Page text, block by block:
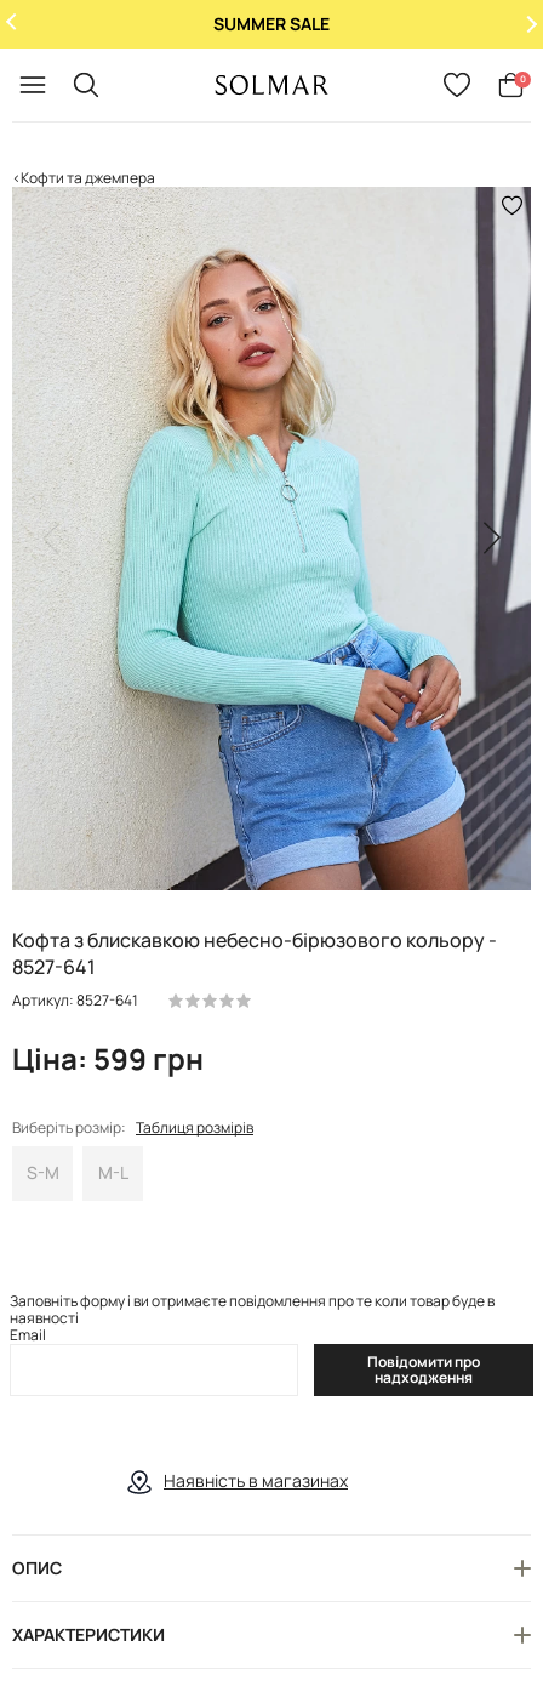
SUMMER SALE
0
Кофти та джемпера
Кофта з блискавкою небесно-бірюзового кольору -
8527-641
Артикул: 8527-641
Ціна: 599 грн
Виберіть розмір: Таблиця розмірів
S-M M-L
Заповніть форму і ви отримаєте повідомлення про те коли товар буде в
наявності
Email
Повідомити про
надходження
Наявність в магазинах
ОПИС
ХАРАКТЕРИСТИКИ